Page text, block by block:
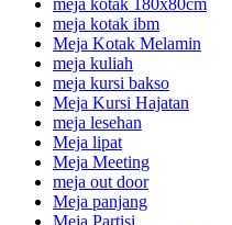
meja kotak ibm
Meja Kotak Melamin
meja kuliah
meja kursi bakso
Meja Kursi Hajatan
meja lesehan
Meja lipat
Meja Meeting
meja out door
Meja panjang
Meja Partisi